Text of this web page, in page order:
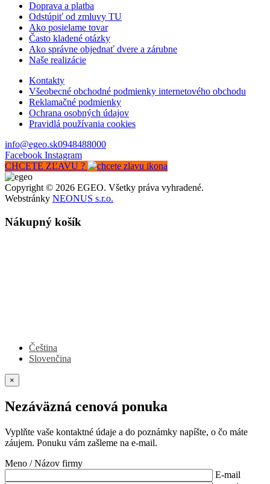
Doprava a platba
Odstúpiť od zmluvy TU
Ako posielame tovar
Často kladené otázky
Ako správne objednať dvere a zárubne
Naše realizácie
Kontakty
Všeobecné obchodné podmienky internetového obchodu
Reklamačné podmienky
Ochrana osobných údajov
Pravidlá používania cookies
info@egeo.sk0948488000
Facebook Instagram
CHCETE ZĽAVU ?
Copyright © 2026 EGEO. Všetky práva vyhradené.
Webstránky NEONUS s.r.o.
Nákupný košík
Čeština
Slovenčina
×
Nezáväzná cenová ponuka
Vyplňte vaše kontaktné údaje a do poznámky napíšte, o čo máte
záujem. Ponuku vám zašleme na e-mail.
Meno / Názov firmy
E-mail